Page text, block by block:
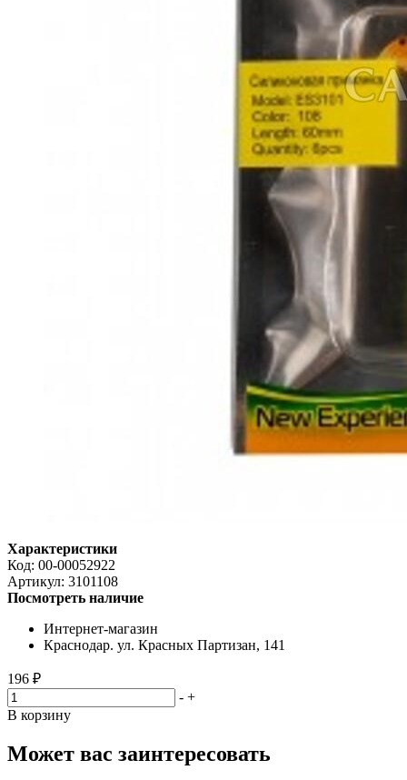
Характеристики
Код: 00-00052922
Артикул: 3101108
Посмотреть наличие
Интернет-магазин
Краснодар. ул. Красных Партизан, 141
196 ₽
- +
В корзину
Может вас заинтересовать